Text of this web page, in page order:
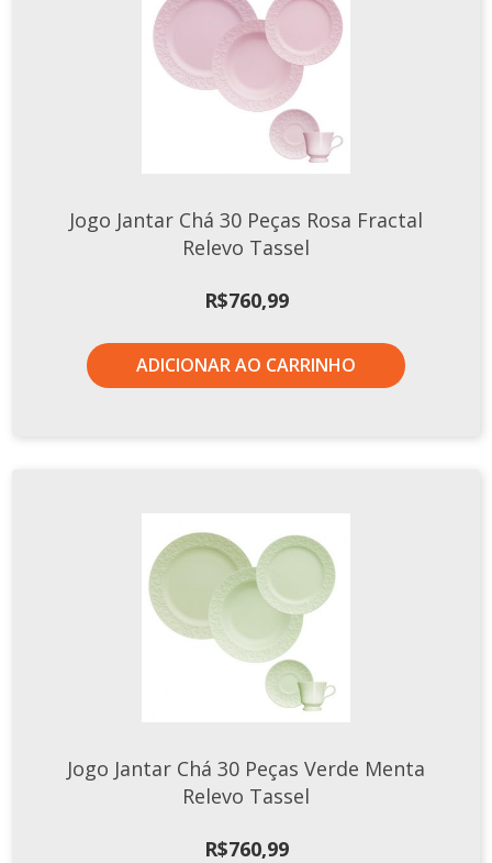
Jogo Jantar Chá 30 Peças Rosa Fractal
Relevo Tassel
R$760,99
ADICIONAR AO CARRINHO
Jogo Jantar Chá 30 Peças Verde Menta
Relevo Tassel
R$760,99